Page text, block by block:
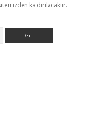
kaldırılacaktır.